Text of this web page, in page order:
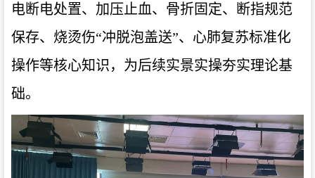
电断电处置、加压止血、骨折固定、断指规范
保存、烧烫伤“冲脱泡盖送”、心肺复苏标准化
操作等核心知识，为后续实景实操夯实理论基
础。